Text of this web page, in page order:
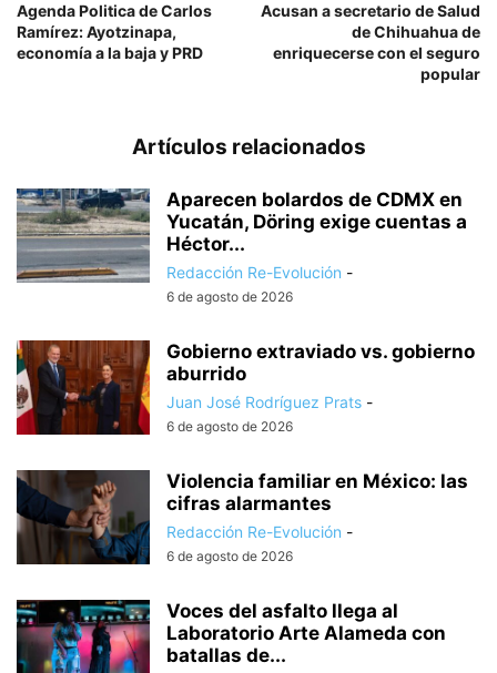
Agenda Politica de Carlos
Ramírez: Ayotzinapa,
economía a la baja y PRD
Acusan a secretario de Salud
de Chihuahua de
enriquecerse con el seguro
popular
Artículos relacionados
Aparecen bolardos de CDMX en
Yucatán, Döring exige cuentas a
Héctor...
Redacción Re-Evolución -
6 de agosto de 2026
Gobierno extraviado vs. gobierno
aburrido
Juan José Rodríguez Prats -
6 de agosto de 2026
Violencia familiar en México: las
cifras alarmantes
Redacción Re-Evolución -
6 de agosto de 2026
Voces del asfalto llega al
Laboratorio Arte Alameda con
batallas de...